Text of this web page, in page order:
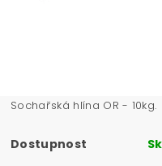
Sochařská hlína OR - 10kg.
Dostupnost